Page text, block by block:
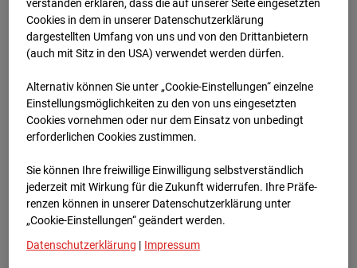
BC-176 BV-Ausbau
Bonatzbau -Cam5
Arnulf Klett Platz, 70173 Stuttgart
Zur Übersicht
Europe/Berlin
ver­standen erklären, dass die auf unserer Seite eingesetzten
Cookies in dem in unserer Datenschutzerklärung
dargestellten Umfang von uns und von den Drittanbietern
(auch mit Sitz in den USA) verwendet werden dürfen.
Alternativ können Sie unter „Cookie-Einstellungen“ einzelne
Einstellungsmöglichkeiten zu den von uns eingesetzten
Cookies vornehmen oder nur dem Einsatz von unbedingt
erforderlichen Cookies zustimmen.
Sie können Ihre freiwillige Einwilligung selbstverständlich
jederzeit mit Wirkung für die Zukunft widerrufen. Ihre Prä­fe­
renzen können in unserer Datenschutzerklärung unter
„Cookie-Einstellungen“ geändert werden.
Datenschutzerklärung | Impressum